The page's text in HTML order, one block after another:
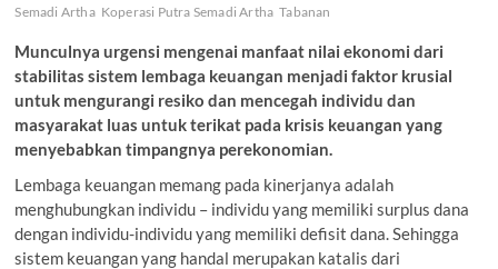
Semadi Artha Koperasi Putra Semadi Artha Tabanan
Munculnya urgensi mengenai manfaat nilai ekonomi dari
stabilitas sistem lembaga keuangan menjadi faktor krusial
untuk mengurangi resiko dan mencegah individu dan
masyarakat luas untuk terikat pada krisis keuangan yang
menyebabkan timpangnya perekonomian.
Lembaga keuangan memang pada kinerjanya adalah
menghubungkan individu – individu yang memiliki surplus dana
dengan individu-individu yang memiliki defisit dana. Sehingga
sistem keuangan yang handal merupakan katalis dari